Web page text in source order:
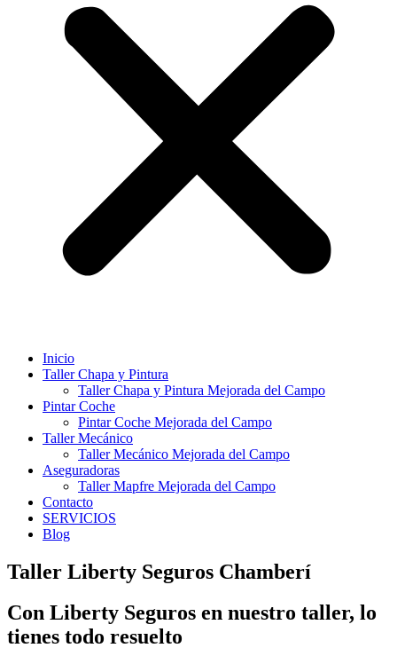
Inicio
Taller Chapa y Pintura
Taller Chapa y Pintura Mejorada del Campo
Pintar Coche
Pintar Coche Mejorada del Campo
Taller Mecánico
Taller Mecánico Mejorada del Campo
Aseguradoras
Taller Mapfre Mejorada del Campo
Contacto
SERVICIOS
Blog
Taller Liberty Seguros Chamberí
Con Liberty Seguros en nuestro taller, lo
tienes todo resuelto